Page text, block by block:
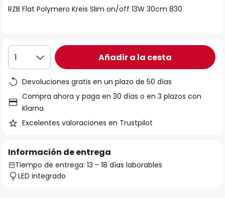
la
imágenes
RZB Flat Polymero Kreis Slim on/off 13W 30cm 830
1 Añadir a la cesta
Devoluciones gratis en un plazo de 50 días
Compra ahora y paga en 30 días o en 3 plazos con
Klarna
Excelentes valoraciones en Trustpilot
Información de entrega
Tiempo de entrega: 13 - 18 días laborables
LED integrado